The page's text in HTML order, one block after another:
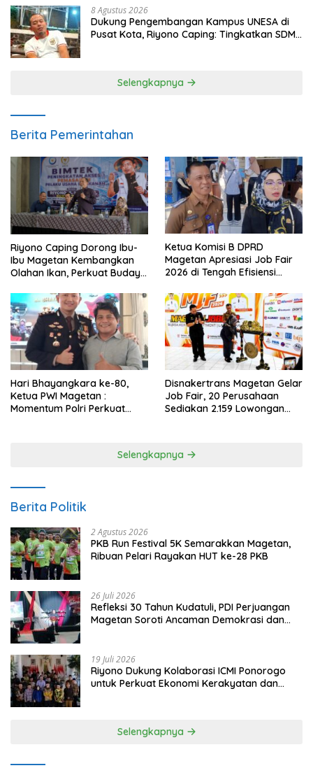
8 Agustus 2026
Dukung Pengembangan Kampus UNESA di
Pusat Kota, Riyono Caping: Tingkatkan SDM
Selengkapnya
Berita Pemerintahan
Riyono Caping Dorong Ibu-
Ibu Magetan Kembangkan
Olahan Ikan, Perkuat Budaya
Ketua Komisi B DPRD
Magetan Apresiasi Job Fair
2026 di Tengah Efisiensi
Hari Bhayangkara ke-80,
Ketua PWI Magetan :
Momentum Polri Perkuat
Disnakertrans Magetan Gelar
Job Fair, 20 Perusahaan
Sediakan 2.159 Lowongan
Selengkapnya
Berita Politik
2 Agustus 2026
PKB Run Festival 5K Semarakkan Magetan,
Ribuan Pelari Rayakan HUT ke-28 PKB
26 Juli 2026
Refleksi 30 Tahun Kudatuli, PDI Perjuangan
Magetan Soroti Ancaman Demokrasi dan
19 Juli 2026
Riyono Dukung Kolaborasi ICMI Ponorogo
untuk Perkuat Ekonomi Kerakyatan dan
Selengkapnya